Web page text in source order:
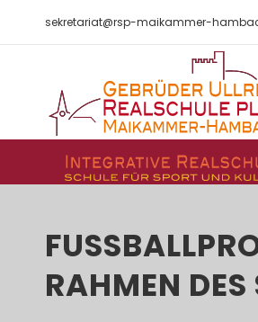
sekretariat@rsp-maikammer-
AHMEN DES